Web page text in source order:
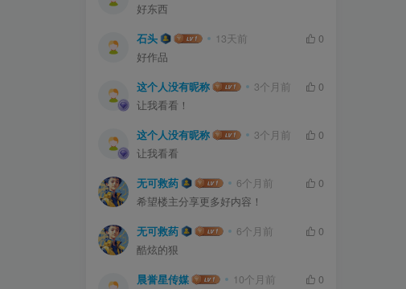
好东西
石头 13天前
0
好作品
这个人没有昵称 3个月前
0
让我看看！
这个人没有昵称 3个月前
0
让我看看
无可救药 6个月前
0
希望楼主分享更多好内容！
无可救药 6个月前
0
酷炫的狠
晨誉星传媒 10个月前
0